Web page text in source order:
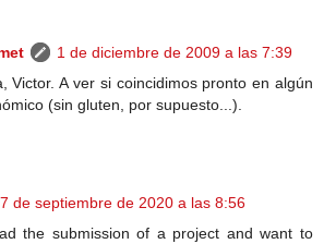
1 de diciembre de 2009 a las 7:39
Victor. A ver si coincidimos pronto en algún
(sin gluten, por supuesto...).
de septiembre de 2020 a las 8:56
the submission of a project and want to